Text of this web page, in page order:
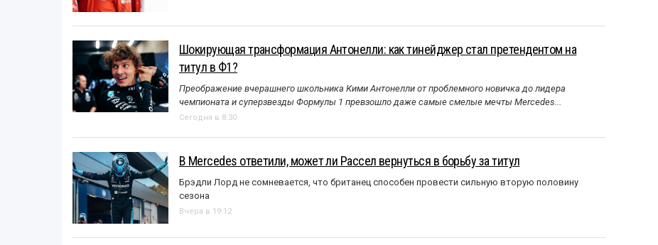
Шокирующая трансформация Антонелли: как тинейджер стал претендентом на
титул в Ф1?
Преображение вчерашнего школьника Кими Антонелли от проблемного новичка до лидера
чемпионата и суперзвезды Формулы 1 превзошло даже самые смелые мечты Mercedes...
Сегодня в 8:30
В Mercedes ответили, может ли Рассел вернуться в борьбу за титул
Брэдли Лорд не сомневается, что британец способен провести сильную вторую половину
сезона
Вчера в 19:12